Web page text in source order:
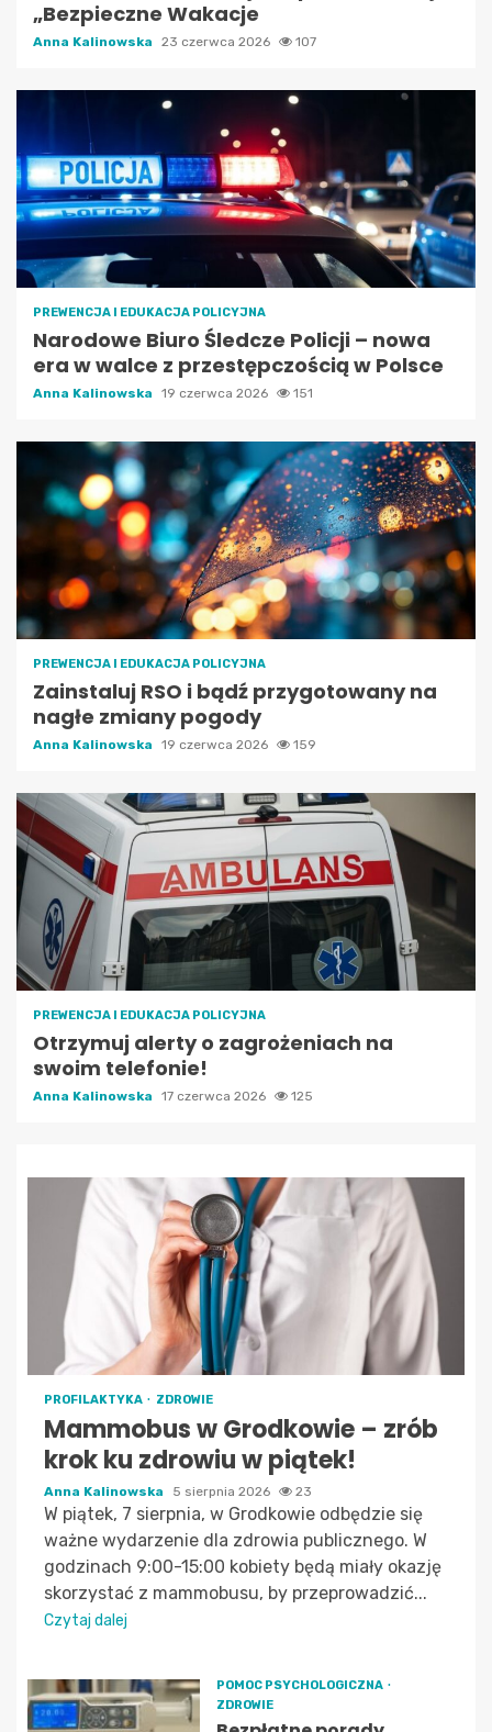
„Bezpieczne Wakacje
Anna Kalinowska 23 czerwca 2026 107
PREWENCJA I EDUKACJA POLICYJNA
Narodowe Biuro Śledcze Policji – nowa
era w walce z przestępczością w Polsce
Anna Kalinowska 19 czerwca 2026 151
PREWENCJA I EDUKACJA POLICYJNA
Zainstaluj RSO i bądź przygotowany na
nagłe zmiany pogody
Anna Kalinowska 19 czerwca 2026 159
PREWENCJA I EDUKACJA POLICYJNA
Otrzymuj alerty o zagrożeniach na
swoim telefonie!
Anna Kalinowska 17 czerwca 2026 125
PROFILAKTYKA ZDROWIE
Mammobus w Grodkowie – zrób
krok ku zdrowiu w piątek!
Anna Kalinowska 5 sierpnia 2026 23
W piątek, 7 sierpnia, w Grodkowie odbędzie się
ważne wydarzenie dla zdrowia publicznego. W
godzinach 9:00-15:00 kobiety będą miały okazję
skorzystać z mammobusu, by przeprowadzić...
Czytaj dalej
POMOC PSYCHOLOGICZNA
ZDROWIE